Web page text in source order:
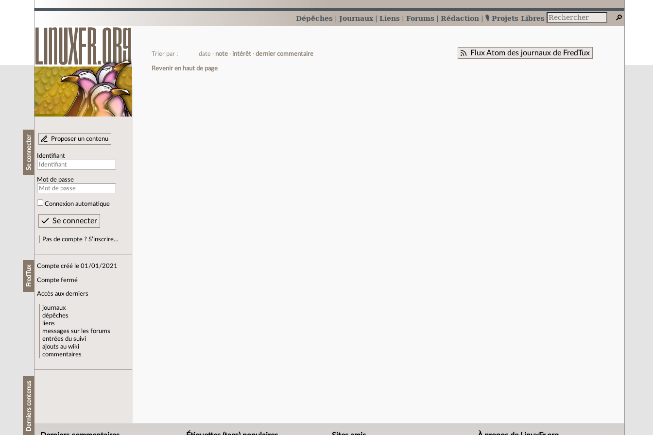
Dépêches Journaux Liens Forums Rédaction 🎙️ Projets Libres
Se connecter Proposer un contenu
Identifiant
Mot de passe
Connexion automatique
Pas de compte ? S’inscrire…
FredTux Compte créé le 01/01/2021
Compte fermé
Accès aux derniers
journaux
dépêches
liens
messages sur les forums
entrées du suivi
ajouts au wiki
commentaires
Derniers contenus
Flux Atom des journaux de FredTux
Trier par : date note intérêt dernier commentaire
Revenir en haut de page